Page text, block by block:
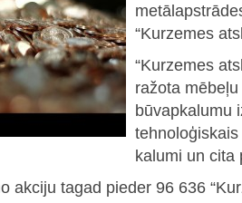
“Kurzemes
“Kurzemes
ražota
būvapkalumu
kalumi un cita
akciju tagad pieder 96 636